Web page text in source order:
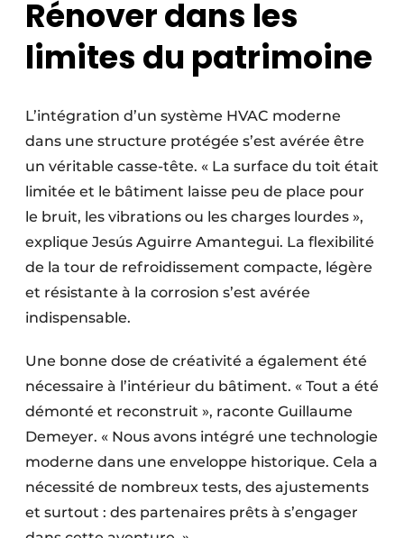
Rénover dans les
limites du patrimoine
L’intégration d’un système HVAC moderne
dans une structure protégée s’est avérée être
un véritable casse-tête. « La surface du toit était
limitée et le bâtiment laisse peu de place pour
le bruit, les vibrations ou les charges lourdes »,
explique Jesús Aguirre Amantegui. La flexibilité
de la tour de refroidissement compacte, légère
et résistante à la corrosion s’est avérée
indispensable.
Une bonne dose de créativité a également été
nécessaire à l’intérieur du bâtiment. « Tout a été
démonté et reconstruit », raconte Guillaume
Demeyer. « Nous avons intégré une technologie
moderne dans une enveloppe historique. Cela a
nécessité de nombreux tests, des ajustements
et surtout : des partenaires prêts à s’engager